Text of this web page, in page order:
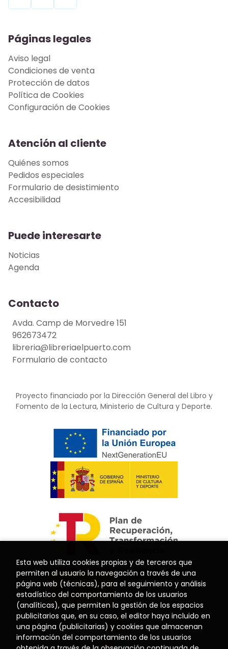
Páginas legales
Aviso legal
Condiciones de venta
Protección de datos
Política de Cookies
Configuración de Cookies
Atención al cliente
Quiénes somos
Pedidos especiales
Formulario de desistimiento
Accesibilidad
Puede interesarte
Noticias
Agenda
Contacto
Avda. Camp de Morvedre 151
962673472
libreria@libreriaelpuerto.com
Formulario de contacto
Proyecto financiado por la Dirección General del Libro y
Fomento de la Lectura, Ministerio de Cultura y Deporte.
Esta web utiliza cookies propias y de terceros que
permiten al usuario la navegación a través de una
página web (técnicas), para el seguimiento y análisis
estadístico del comportamiento de los usuarios
(analíticas), que permiten la gestión de los espacios
publicitarios que, en su caso, el editor haya incluido en
una página (publicitarias) y cookies que almacenan
información del comportamiento de los usuarios